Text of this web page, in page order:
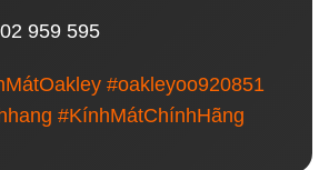
959 595
#oakleyoo920851
#KínhMátChínhHãng